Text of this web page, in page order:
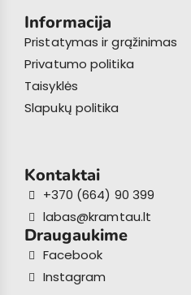
Informacija
Pristatymas ir grąžinimas
Privatumo politika
Taisyklės
Slapukų politika
Kontaktai
+370 (664) 90 399
labas@kramtau.lt
Draugaukime
Facebook
Instagram